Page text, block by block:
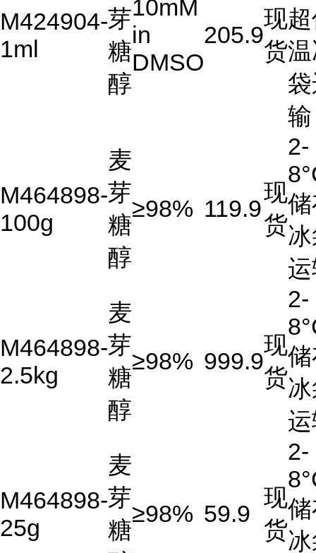
M424904-
1ml
芽
糖
醇
10mM
in
DMSO
205.9
现
货
输
M464898-
100g
麦
芽
糖
醇
≥98% 119.9
现
货
2-
M464898-
2.5kg
麦
芽
糖
醇
≥98% 999.9
现
货
2-
M464898-
25g
麦
芽
糖
≥98% 59.9
现
货
2-